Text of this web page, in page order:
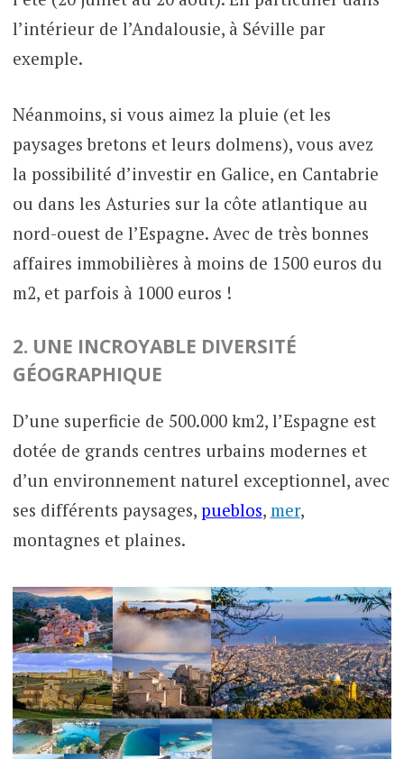
l’intérieur de l’Andalousie, à Séville par
exemple.
Néanmoins, si vous aimez la pluie (et les
paysages bretons et leurs dolmens), vous avez
la possibilité d’investir en Galice, en Cantabrie
ou dans les Asturies sur la côte atlantique au
nord-ouest de l’Espagne. Avec de très bonnes
affaires immobilières à moins de 1500 euros du
m2, et parfois à 1000 euros !
2. UNE INCROYABLE DIVERSITÉ
GÉOGRAPHIQUE
D’une superficie de 500.000 km2, l’Espagne est
dotée de grands centres urbains modernes et
d’un environnement naturel exceptionnel, avec
ses différents paysages, pueblos, mer,
montagnes et plaines.